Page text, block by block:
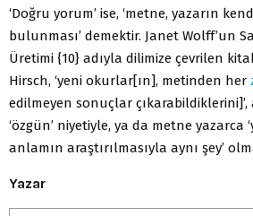
‘Doğru yorum’ ise, ‘metne, yazarın
bulunması’ demektir. Janet Wolff’un
Üretimi {10} adıyla dilimize çevrilen
Hirsch, ‘yeni okurlar[ın], metinden her
edilmeyen sonuçlar
‘özgün’ niyetiyle, ya da metne yazarca
anlamın araştırılmasıyla aynı şey’
Yazar